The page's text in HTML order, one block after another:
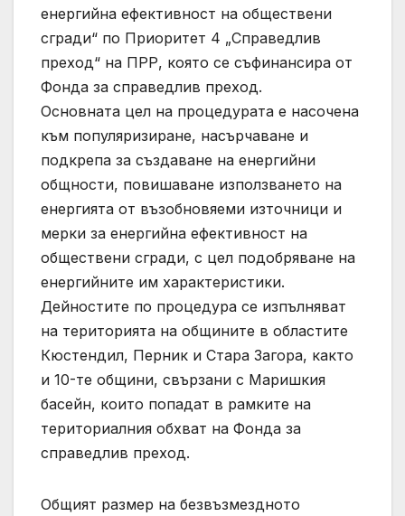
енергийна ефективност на обществени
сгради“ по Приоритет 4 „Справедлив
преход“ на ПРР, която се съфинансира от
Фонда за справедлив преход.
Основната цел на процедурата е насочена
към популяризиране, насърчаване и
подкрепа за създаване на енергийни
общности, повишаване използването на
енергията от възобновяеми източници и
мерки за енергийна ефективност на
обществени сгради, с цел подобряване на
енергийните им характеристики.
Дейностите по процедура се изпълняват
на територията на общините в областите
Кюстендил, Перник и Стара Загора, както
и 10-те общини, свързани с Маришкия
басейн, които попадат в рамките на
териториалния обхват на Фонда за
справедлив преход.
Общият размер на безвъзмездното